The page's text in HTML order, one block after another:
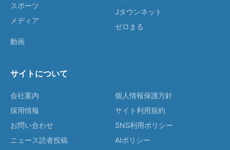
スポーツ
メディア
動画
Jタウンネット
ゼロまる
サイトについて
会社案内
採用情報
お問い合わせ
ニュース読者投稿
個人情報保護方針
サイト利用規約
SNS利用ポリシー
AIポリシー